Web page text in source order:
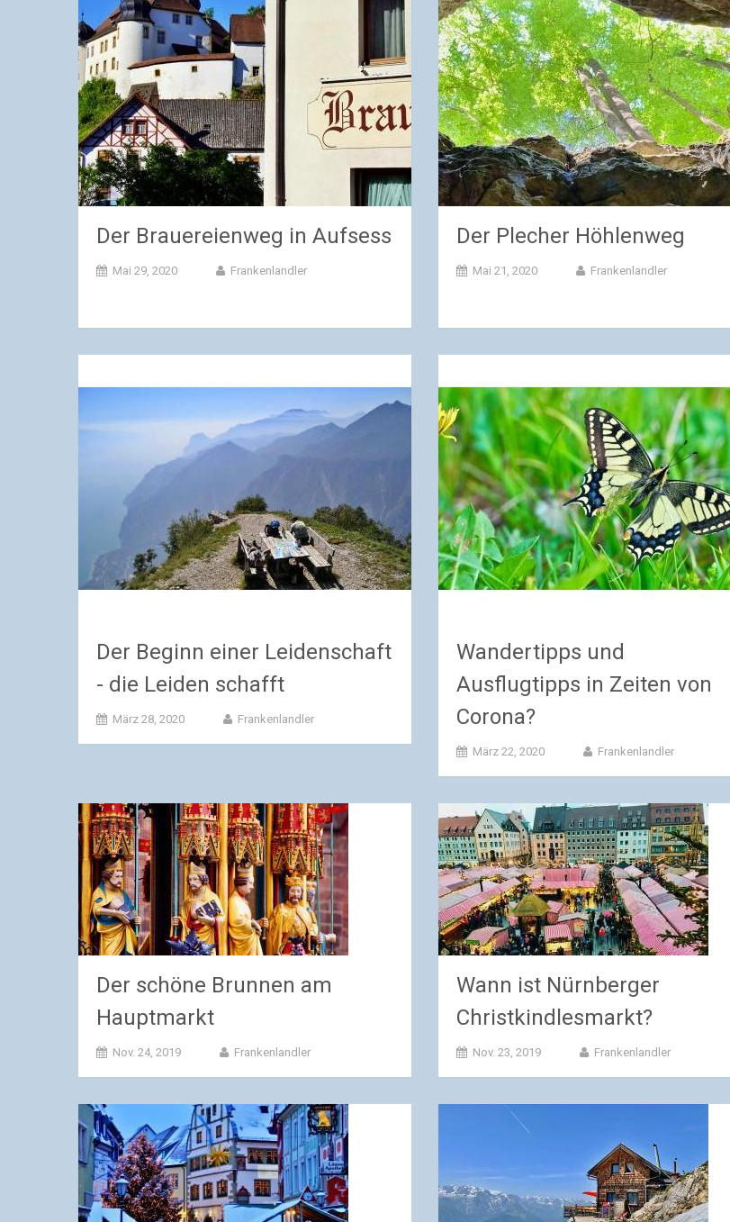
Der Brauereienweg in Aufsess
Mai 29, 2020 Frankenlandler
Der Plecher Höhlenweg
Mai 21, 2020 Frankenlandler
Der Beginn einer Leidenschaft
- die Leiden schafft
März 28, 2020 Frankenlandler
Wandertipps und
Ausflugtipps in Zeiten von
Corona?
März 22, 2020 Frankenlandler
Der schöne Brunnen am
Hauptmarkt
Nov. 24, 2019 Frankenlandler
Wann ist Nürnberger
Christkindlesmarkt?
Nov. 23, 2019 Frankenlandler